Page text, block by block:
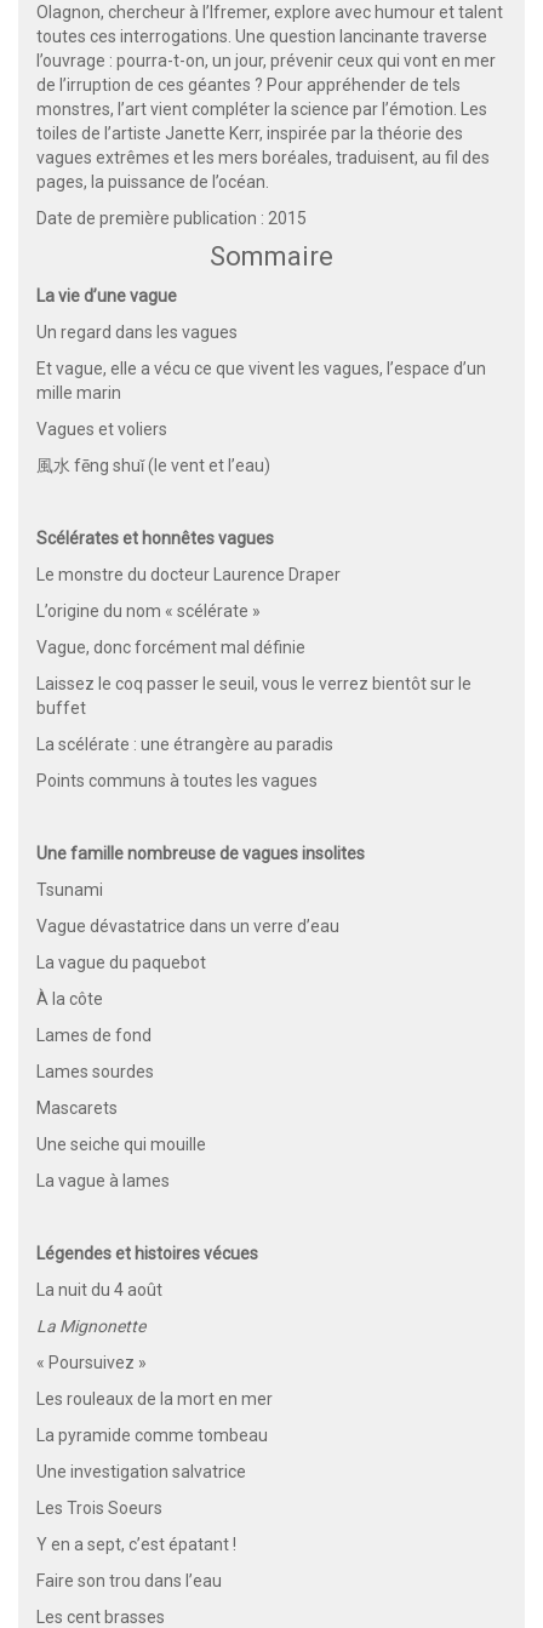
Olagnon, chercheur à l’Ifremer, explore avec humour et talent
toutes ces interrogations. Une question lancinante traverse
l’ouvrage : pourra-t-on, un jour, prévenir ceux qui vont en mer
de l’irruption de ces géantes ? Pour appréhender de tels
monstres, l’art vient compléter la science par l’émotion. Les
toiles de l’artiste Janette Kerr, inspirée par la théorie des
vagues extrêmes et les mers boréales, traduisent, au fil des
pages, la puissance de l’océan.
Date de première publication : 2015
Sommaire
La vie d’une vague
Un regard dans les vagues
Et vague, elle a vécu ce que vivent les vagues, l’espace d’un
mille marin
Vagues et voliers
風水 fēng shuǐ (le vent et l’eau)
Scélérates et honnêtes vagues
Le monstre du docteur Laurence Draper
L’origine du nom « scélérate »
Vague, donc forcément mal définie
Laissez le coq passer le seuil, vous le verrez bientôt sur le
buffet
La scélérate : une étrangère au paradis
Points communs à toutes les vagues
Une famille nombreuse de vagues insolites
Tsunami
Vague dévastatrice dans un verre d’eau
La vague du paquebot
À la côte
Lames de fond
Lames sourdes
Mascarets
Une seiche qui mouille
La vague à lames
Légendes et histoires vécues
La nuit du 4 août
La Mignonette
« Poursuivez »
Les rouleaux de la mort en mer
La pyramide comme tombeau
Une investigation salvatrice
Les Trois Soeurs
Y en a sept, c’est épatant !
Faire son trou dans l’eau
Les cent brasses